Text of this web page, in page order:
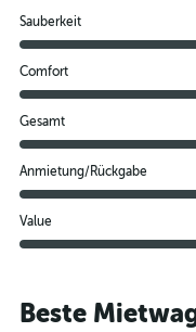
Sauberkeit
Comfort
Gesamt
Anmietung/Rückgabe
Value
Beste